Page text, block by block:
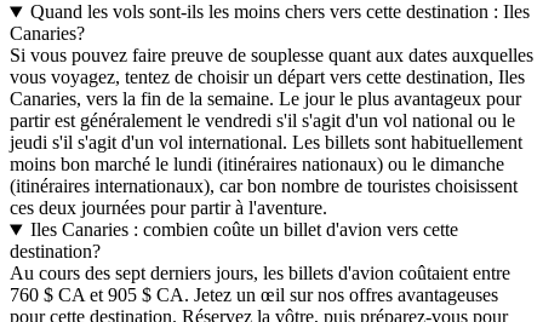
Quand les vols sont-ils les moins chers vers cette destination : Iles
Canaries?
Si vous pouvez faire preuve de souplesse quant aux dates auxquelles
vous voyagez, tentez de choisir un départ vers cette destination, Iles
Canaries, vers la fin de la semaine. Le jour le plus avantageux pour
partir est généralement le vendredi s'il s'agit d'un vol national ou le
jeudi s'il s'agit d'un vol international. Les billets sont habituellement
moins bon marché le lundi (itinéraires nationaux) ou le dimanche
(itinéraires internationaux), car bon nombre de touristes choisissent
ces deux journées pour partir à l'aventure.
Iles Canaries : combien coûte un billet d'avion vers cette
destination?
Au cours des sept derniers jours, les billets d'avion coûtaient entre
760 $ CA et 905 $ CA. Jetez un œil sur nos offres avantageuses
pour cette destination. Réservez la vôtre, puis préparez-vous pour